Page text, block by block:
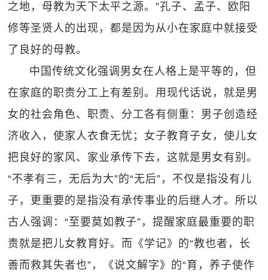
之地，母教为天下太平之源。”孔子、孟子、欧阳
修等圣贤人的出现，都是因为从小在家庭中就接受
了良好的母教。
中国传统文化强调男女在人格上是平等的，但
在家庭的职责分工上有差别。用现代话说，就是男
女的社会角色、职责、分工各有侧重：男子创造经
济收入，使家人衣食无忧；女子教育子女，使儿女
把良好的家风、家业承传下去，这就是男女有别。
“不孝有三，无后为大”的“无后”，不仅是指没有儿
子，更重要的是指没有承传事业的后继人才。所以
古人强调：“至要莫如教子”，提醒家庭最重要的职
责就是把儿女教育好。而《学记》的“教也者，长
善而救其失者也”，《说文解字》的“育，养子使作